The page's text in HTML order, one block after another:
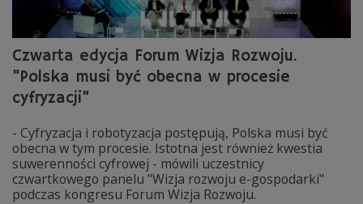
Czwarta edycja Forum Wizja Rozwoju.
"Polska musi być obecna w procesie
cyfryzacji"
- Cyfryzacja i robotyzacja postępują, Polska musi być
obecna w tym procesie. Istotna jest również kwestia
suwerenności cyfrowej - mówili uczestnicy
czwartkowego panelu "Wizja rozwoju e-gospodarki"
podczas kongresu Forum Wizja Rozwoju.